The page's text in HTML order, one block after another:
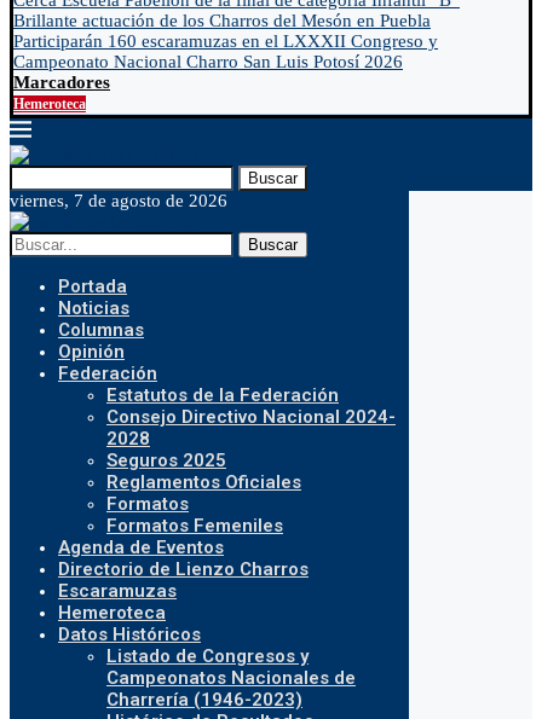
Brillante actuación de los Charros del Mesón en Puebla
Participarán 160 escaramuzas en el LXXXII Congreso y
Campeonato Nacional Charro San Luis Potosí 2026
Marcadores
Hemeroteca
Buscar
viernes, 7 de agosto de 2026
Buscar
Portada
Noticias
Columnas
Opinión
Federación
Estatutos de la Federación
Consejo Directivo Nacional 2024-
2028
Seguros 2025
Reglamentos Oficiales
Formatos
Formatos Femeniles
Agenda de Eventos
Directorio de Lienzo Charros
Escaramuzas
Hemeroteca
Datos Históricos
Listado de Congresos y
Campeonatos Nacionales de
Charrería (1946-2023)